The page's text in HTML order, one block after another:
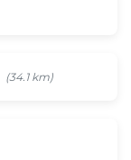
(34.1 km)